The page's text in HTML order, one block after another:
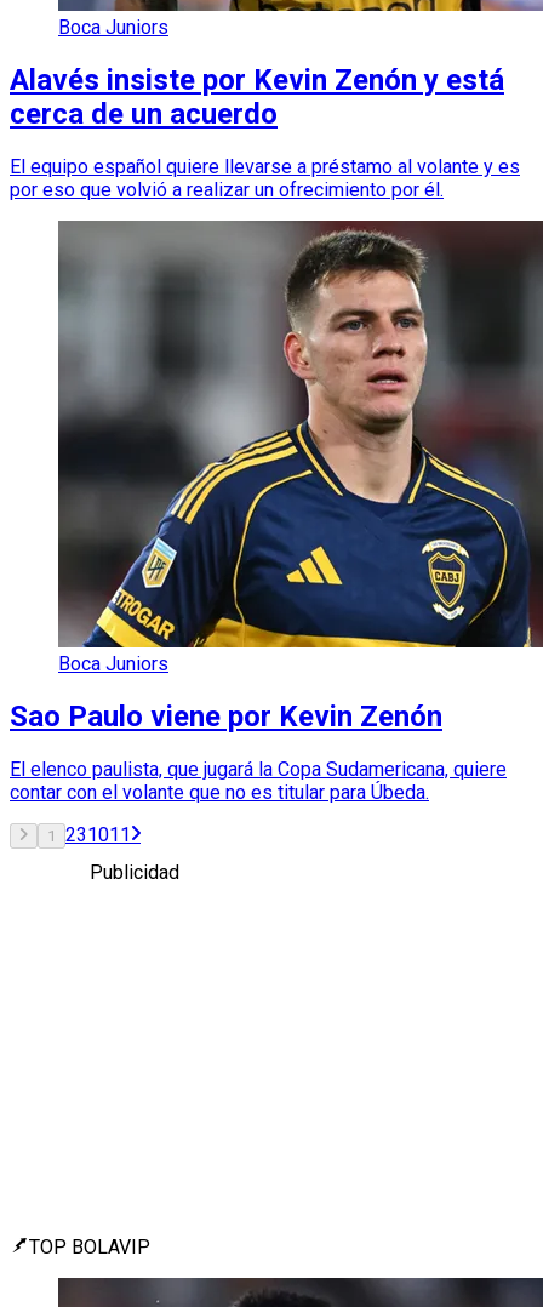
Boca Juniors
Alavés insiste por Kevin Zenón y está
cerca de un acuerdo
El equipo español quiere llevarse a préstamo al volante y es
por eso que volvió a realizar un ofrecimiento por él.
Boca Juniors
Sao Paulo viene por Kevin Zenón
El elenco paulista, que jugará la Copa Sudamericana, quiere
contar con el volante que no es titular para Úbeda.
1 231011
Publicidad
TOP BOLAVIP